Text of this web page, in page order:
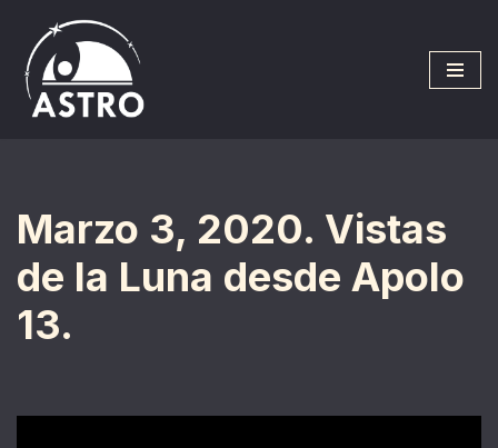
Saltar
al
contenido
Marzo 3, 2020. Vistas
de la Luna desde Apolo
13.